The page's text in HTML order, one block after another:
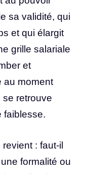
sa validité, qui
et qui élargit
grille salariale
et
au moment
se retrouve
faiblesse.
: faut-il
formalité ou